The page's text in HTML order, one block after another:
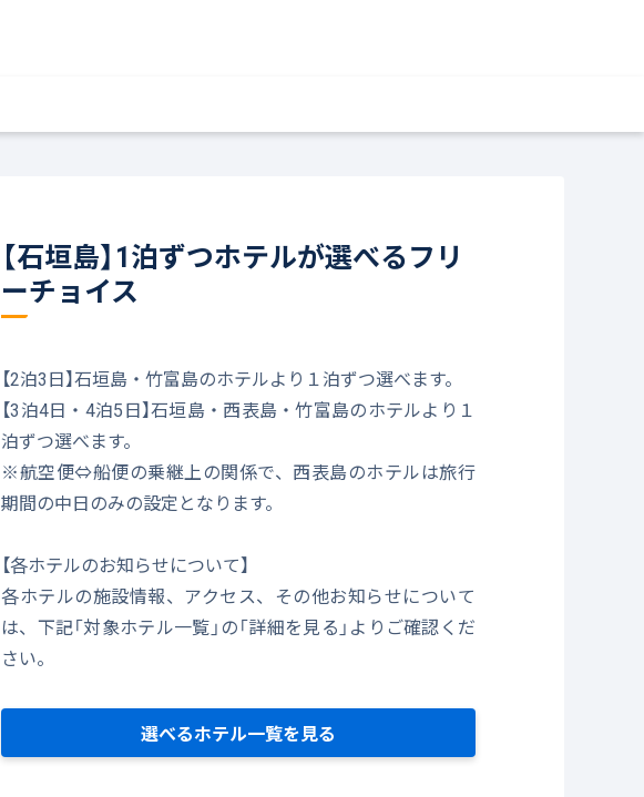
【石垣島】1泊ずつホテルが選べるフリ
ーチョイス
【2泊3日】石垣島・竹富島のホテルより１泊ずつ選べます。
【3泊4日・4泊5日】石垣島・西表島・竹富島のホテルより１
泊ずつ選べます。
※航空便⇔船便の乗継上の関係で、西表島のホテルは旅行
期間の中日のみの設定となります。
【各ホテルのお知らせについて】
各ホテルの施設情報、アクセス、その他お知らせについて
は、下記「対象ホテル一覧」の「詳細を見る」よりご確認くだ
さい。
選べるホテル一覧を見る